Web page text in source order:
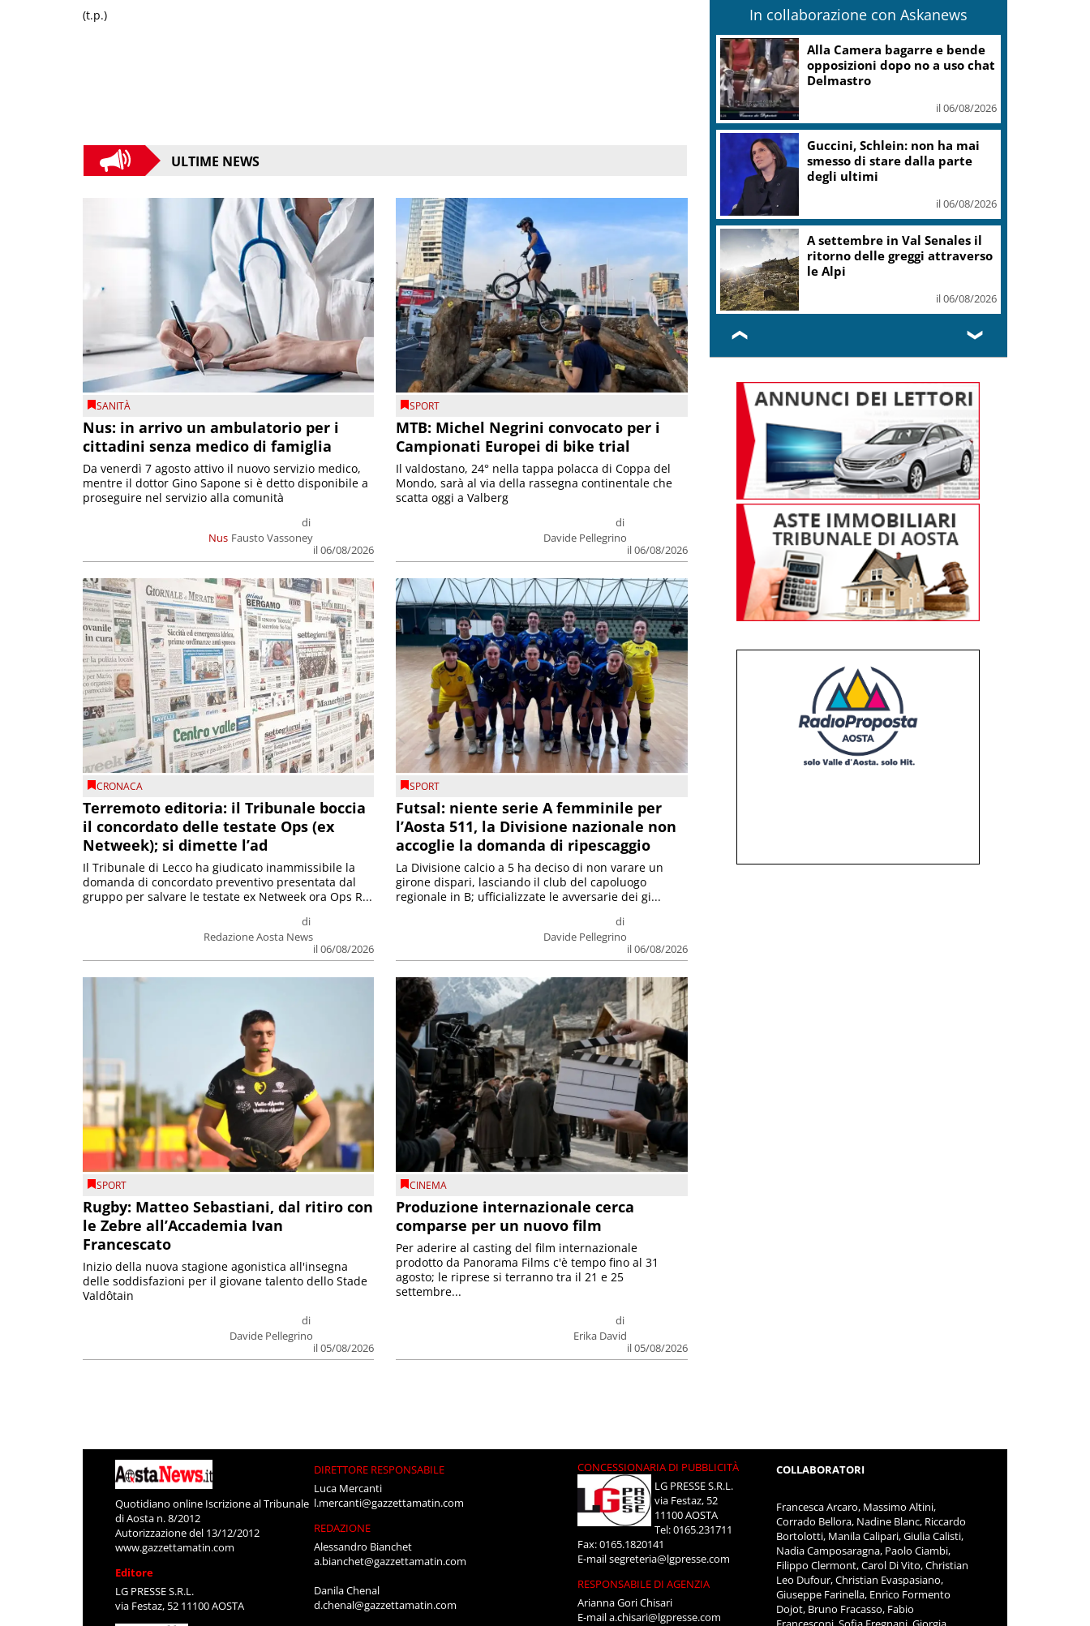
(t.p.)
ULTIME NEWS
SANITÀ
Nus: in arrivo un ambulatorio per i
cittadini senza medico di famiglia
Nus
di
Fausto Vassoney
il 06/08/2026
Da venerdì 7 agosto attivo il nuovo servizio medico,
mentre il dottor Gino Sapone si è detto disponibile a
proseguire nel servizio alla comunità
SPORT
MTB: Michel Negrini convocato per i
Campionati Europei di bike trial
di
Davide Pellegrino
il 06/08/2026
Il valdostano, 24° nella tappa polacca di Coppa del
Mondo, sarà al via della rassegna continentale che
scatta oggi a Valberg
CRONACA
Terremoto editoria: il Tribunale boccia
il concordato delle testate Ops (ex
Netweek); si dimette l’ad
di
Redazione Aosta News
il 06/08/2026
Il Tribunale di Lecco ha giudicato inammissibile la
domanda di concordato preventivo presentata dal
gruppo per salvare le testate ex Netweek ora Ops R...
SPORT
Futsal: niente serie A femminile per
l’Aosta 511, la Divisione nazionale non
accoglie la domanda di ripescaggio
di
Davide Pellegrino
il 06/08/2026
La Divisione calcio a 5 ha deciso di non varare un
girone dispari, lasciando il club del capoluogo
regionale in B; ufficializzate le avversarie dei gi...
SPORT
Rugby: Matteo Sebastiani, dal ritiro con
le Zebre all’Accademia Ivan
Francescato
di
Davide Pellegrino
il 05/08/2026
Inizio della nuova stagione agonistica all'insegna
delle soddisfazioni per il giovane talento dello Stade
Valdôtain
CINEMA
Produzione internazionale cerca
comparse per un nuovo film
di
Erika David
il 05/08/2026
Per aderire al casting del film internazionale
prodotto da Panorama Films c'è tempo fino al 31
agosto; le riprese si terranno tra il 21 e 25
settembre...
In collaborazione con Askanews
Alla Camera bagarre e bende
opposizioni dopo no a uso chat
Delmastro
il 06/08/2026
Guccini, Schlein: non ha mai
smesso di stare dalla parte
degli ultimi
il 06/08/2026
A settembre in Val Senales il
ritorno delle greggi attraverso
le Alpi
il 06/08/2026
❮ ❯
Quotidiano online Iscrizione al Tribunale
di Aosta n. 8/2012
Autorizzazione del 13/12/2012
www.gazzettamatin.com
Editore
LG PRESSE S.R.L.
via Festaz, 52 11100 AOSTA
DIRETTORE RESPONSABILE
Luca Mercanti
l.mercanti@gazzettamatin.com
REDAZIONE
Alessandro Bianchet
a.bianchet@gazzettamatin.com
Danila Chenal
d.chenal@gazzettamatin.com
CONCESSIONARIA DI PUBBLICITÀ
LG PRESSE S.R.L.
via Festaz, 52
11100 AOSTA
Tel: 0165.231711
Fax: 0165.1820141
E-mailsegreteria@lgpresse.com
RESPONSABILE DI AGENZIA
Arianna Gori Chisari
E-maila.chisari@lgpresse.com
COLLABORATORI
Francesca Arcaro, Massimo Altini,
Corrado Bellora, Nadine Blanc, Riccardo
Bortolotti, Manila Calipari, Giulia Calisti,
Nadia Camposaragna, Paolo Ciambi,
Filippo Clermont, Carol Di Vito, Christian
Leo Dufour, Christian Evaspasiano,
Giuseppe Farinella, Enrico Formento
Dojot, Bruno Fracasso, Fabio